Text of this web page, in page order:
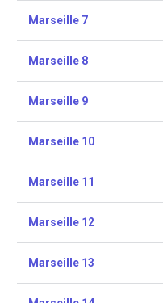
Marseille 7
Marseille 8
Marseille 9
Marseille 10
Marseille 11
Marseille 12
Marseille 13